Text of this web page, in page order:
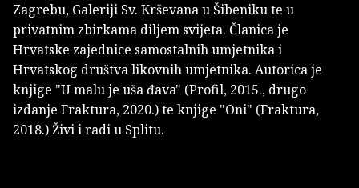
Zagrebu, Galeriji Sv. Krševana u Šibeniku te u
privatnim zbirkama diljem svijeta. Članica je
Hrvatske zajednice samostalnih umjetnika i
Hrvatskog društva likovnih umjetnika. Autorica je
knjige "U malu je uša đava" (Profil, 2015., drugo
izdanje Fraktura, 2020.) te knjige "Oni" (Fraktura,
2018.) Živi i radi u Splitu.